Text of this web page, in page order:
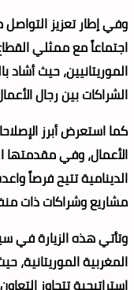
وفي إطار تعزيز التواصل
اجتماعاً مع ممثلي
الموريتانيين، حيث
الشراكات بين رجال
كما استعرض أبرز
الأعمال، وفي مقدمتها
الدينامية تتيح فرصاً
مشاريع وشراكات ذات
وتأتي هذه الزيارة في
المغربية الموريتانية،
استراتيجية تتجاوز